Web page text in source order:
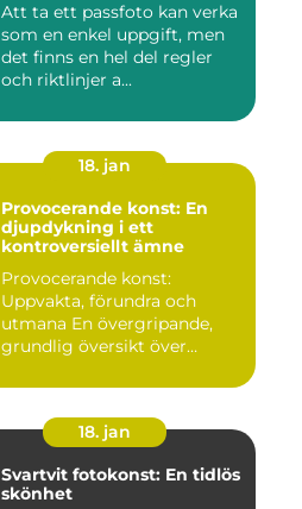
Att ta ett passfoto kan verka
som en enkel uppgift, men
det finns en hel del regler
och riktlinjer a...
18. jan
Provocerande konst: En
djupdykning i ett
kontroversiellt ämne
Provocerande konst:
Uppvakta, förundra och
utmana En övergripande,
grundlig översikt över
18. jan
Svartvit fotokonst: En tidlös
skönhet